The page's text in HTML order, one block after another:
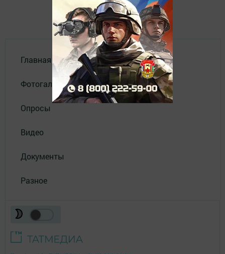
Главная
Фотогалереи
Опросы
Видео
Документы
Разное